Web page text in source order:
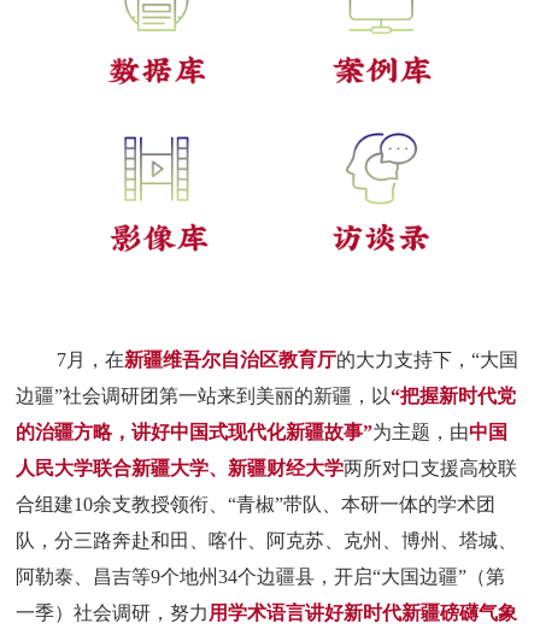
7月，在新疆维吾尔自治区教育厅的大力支持下，“大国
边疆”社会调研团第一站来到美丽的新疆，以“把握新时代党
的治疆方略，讲好中国式现代化新疆故事”为主题，由中国
人民大学联合新疆大学、新疆财经大学两所对口支援高校联
合组建10余支教授领衔、“青椒”带队、本研一体的学术团
队，分三路奔赴和田、喀什、阿克苏、克州、博州、塔城、
阿勒泰、昌吉等9个地州34个边疆县，开启“大国边疆”（第
一季）社会调研，努力 用学术语言讲好新时代新疆磅礴气象